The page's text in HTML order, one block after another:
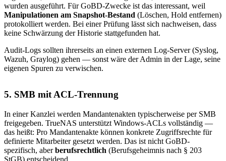
wurden ausgeführt. Für GoBD-Zwecke ist das interessant, weil
Manipulationen am Snapshot-Bestand (Löschen, Hold entfernen)
protokolliert werden. Bei einer Prüfung lässt sich nachweisen, dass
keine Schwärzung der Historie stattgefunden hat.
Audit-Logs sollten ihrerseits an einen externen Log-Server (Syslog,
Wazuh, Graylog) gehen — sonst wäre der Admin in der Lage, seine
eigenen Spuren zu verwischen.
5. SMB mit ACL-Trennung
In einer Kanzlei werden Mandantenakten typischerweise per SMB
freigegeben. TrueNAS unterstützt Windows-ACLs vollständig —
das heißt: Pro Mandantenakte können konkrete Zugriffsrechte für
definierte Mitarbeiter gesetzt werden. Das ist nicht GoBD-
spezifisch, aberberufsrechtlich (Berufsgeheimnis nach § 203
StGB) entscheidend.